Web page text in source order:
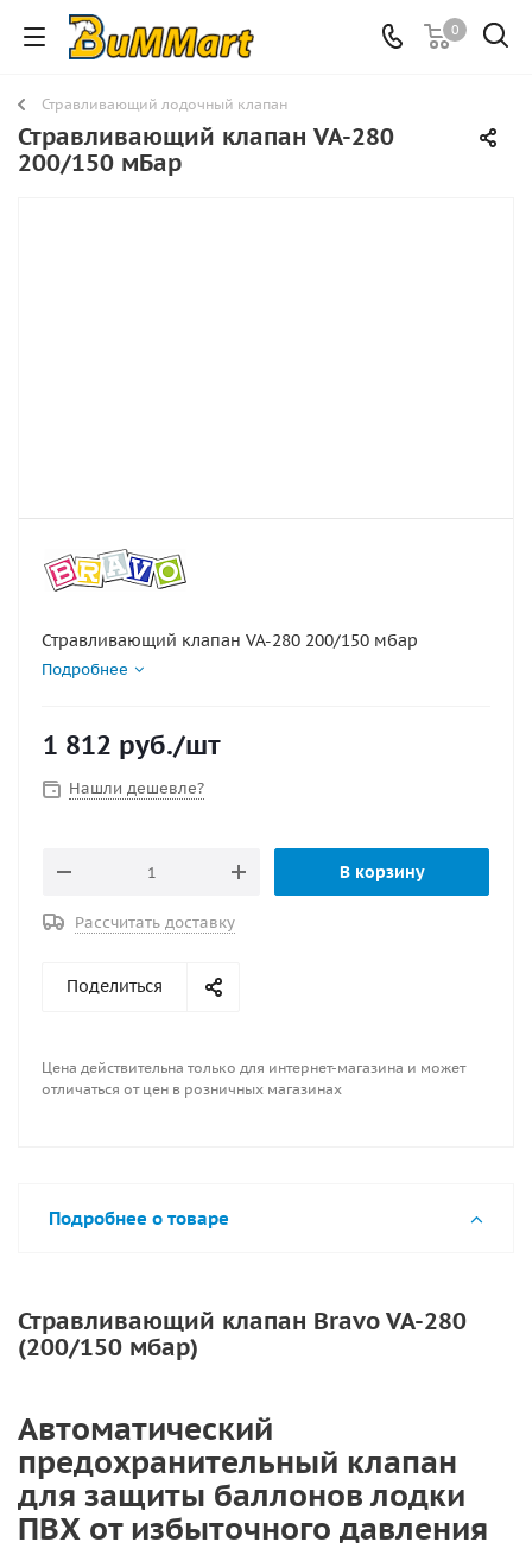
0
Стравливающий лодочный клапан
Стравливающий клапан VA-280
200/150 мБар
Стравливающий клапан VA-280 200/150 мбар
Подробнее
1 812 руб./шт
Нашли дешевле?
В корзину
Рассчитать доставку
Поделиться
Цена действительна только для интернет-магазина и может
отличаться от цен в розничных магазинах
Подробнее о товаре
Стравливающий клапан Bravo VA-280
(200/150 мбар)
Автоматический
предохранительный клапан
для защиты баллонов лодки
ПВХ от избыточного давления